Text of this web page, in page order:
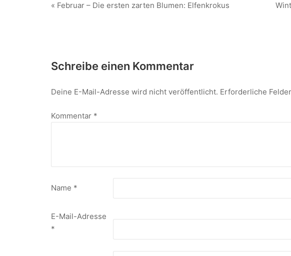
« Februar – Die ersten zarten Blumen: Elfenkrokus
Schreibe einen Kommentar
Deine E-Mail-Adresse wird nicht veröffentlicht. Erforderliche
Kommentar *
Name *
E-Mail-Adresse
*